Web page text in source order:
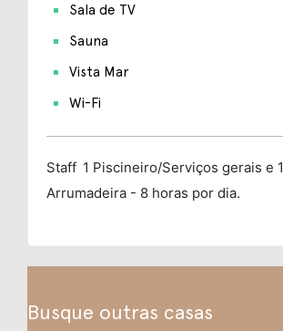
Sala de TV
Sauna
Vista Mar
Wi-Fi
Staff 1 Piscineiro/Serviços gerais e 1
Arrumadeira - 8 horas por dia.
Busque outras casas